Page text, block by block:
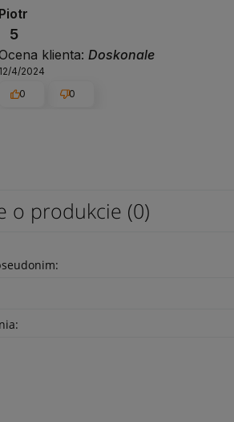
5
klienta: Doskonale
4/2024
0
0
o produkcie (0)